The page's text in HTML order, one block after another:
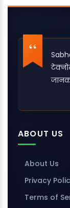
ABOUT US
About Us
Privacy
Terms of